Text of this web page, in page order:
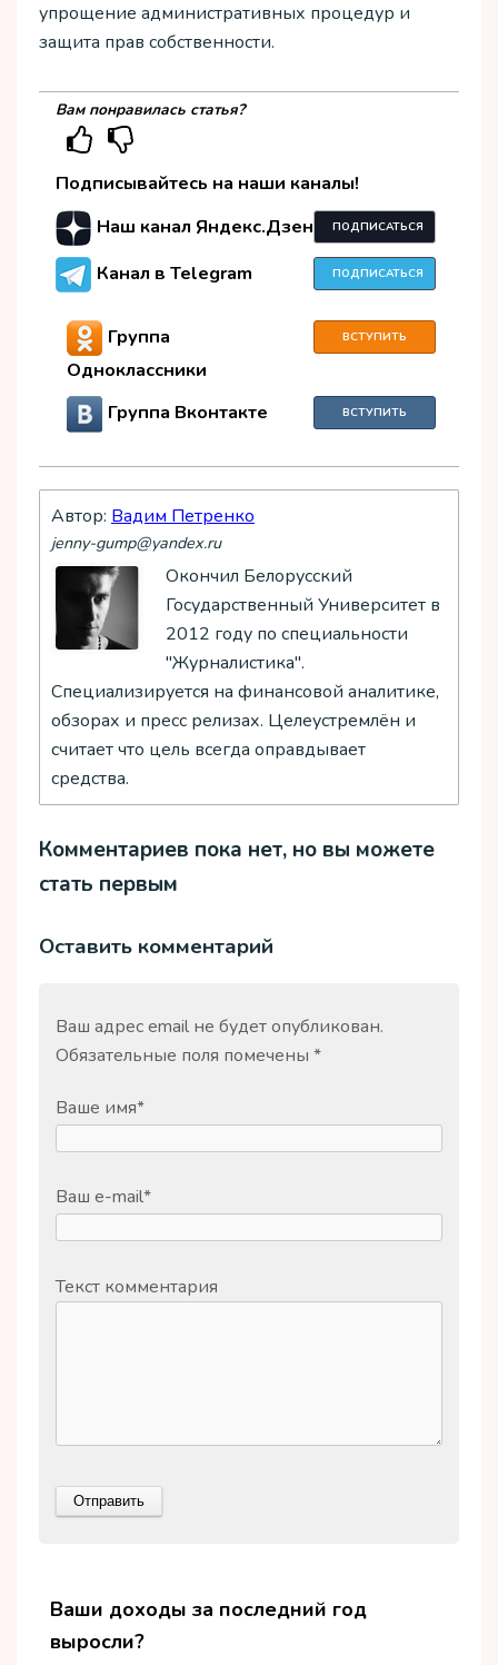
упрощение административных процедур и
защита прав собственности.
Вам понравилась статья?
Подписывайтесь на наши каналы!
Наш канал Яндекс.Дзен
ПОДПИСАТЬСЯ
Канал в Telegram ПОДПИСАТЬСЯ
Группа
Одноклассники
ВСТУПИТЬ
Группа Вконтакте ВСТУПИТЬ
Автор: Вадим Петренко
jenny-gump@yandex.ru
Окончил Белорусский
Государственный Университет в
2012 году по специальности
"Журналистика".
Специализируется на финансовой аналитике,
обзорах и пресс релизах. Целеустремлён и
считает что цель всегда оправдывает
средства.
Комментариев пока нет, но вы можете
стать первым
Оставить комментарий
Ваш адрес email не будет опубликован.
Обязательные поля помечены *
Ваше имя*
Ваш e-mail*
Текст комментария
Ваши доходы за последний год
выросли?